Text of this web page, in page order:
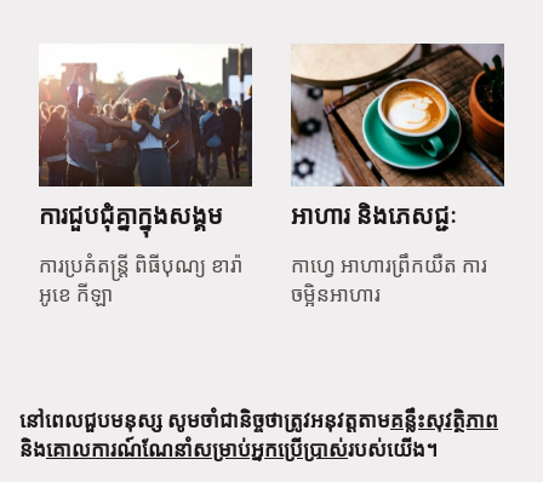
ការជួបជុំគ្នាក្នុងសង្គម
ការប្រគំតន្ត្រី ពិធីបុណ្យ ខារ៉ា
អូខេ កីឡា
អាហារ និងភេសជ្ជៈ
កាហ្វេ អាហារព្រឹកយឺត ការ
ចម្អិនអាហារ
នៅពេលជួបមនុស្ស សូមចាំជានិច្ចថាត្រូវអនុវត្តតាមគន្លឹះសុវត្ថិភាព
និងគោលការណ៍ណែនាំសម្រាប់អ្នកប្រើប្រាស់របស់យើង។